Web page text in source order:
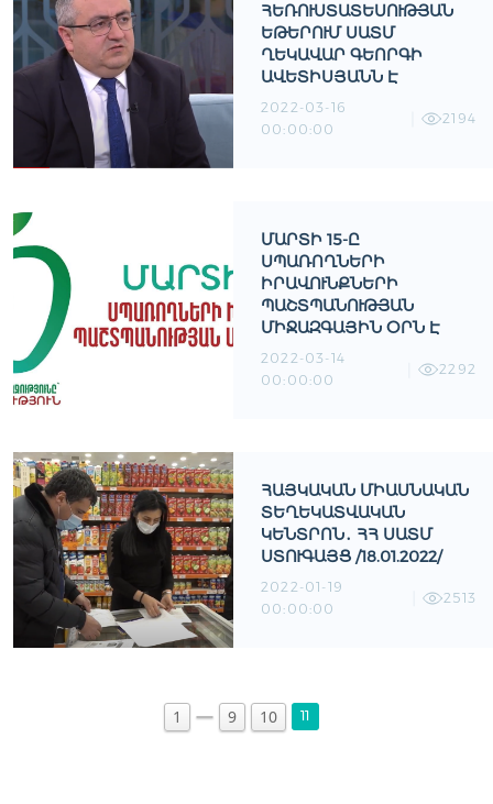
ՀԵՌՈՒՍՏԱՏԵՍՈՒԹՅԱՆ
ԵԹԵՐՈՒՄ ՍԱՏՄ
ՂԵԿԱՎԱՐ ԳԵՈՐԳԻ
ԱՎԵՏԻՍՅԱՆՆ Է
2022-03-16
00:00:00
2194
ՄԱՐՏԻ 15-Ը
ՍՊԱՌՈՂՆԵՐԻ
ԻՐԱՎՈՒՆՔՆԵՐԻ
ՊԱՇՏՊԱՆՈՒԹՅԱՆ
ՄԻՋԱԶԳԱՅԻՆ ՕՐՆ Է
2022-03-14
00:00:00
2292
ՀԱՅԿԱԿԱՆ ՄԻԱՍՆԱԿԱՆ
ՏԵՂԵԿԱՏՎԱԿԱՆ
ԿԵՆՏՐՈՆ․ ՀՀ ՍԱՏՄ
ՍՏՈՒԳԱՅՑ /18.01.2022/
2022-01-19
00:00:00
2513
1 9 10 11